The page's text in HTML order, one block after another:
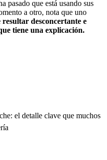
pasado que está usando sus
a otro, nota que uno
resultar desconcertante e
tiene una explicación.
el detalle clave que muchos